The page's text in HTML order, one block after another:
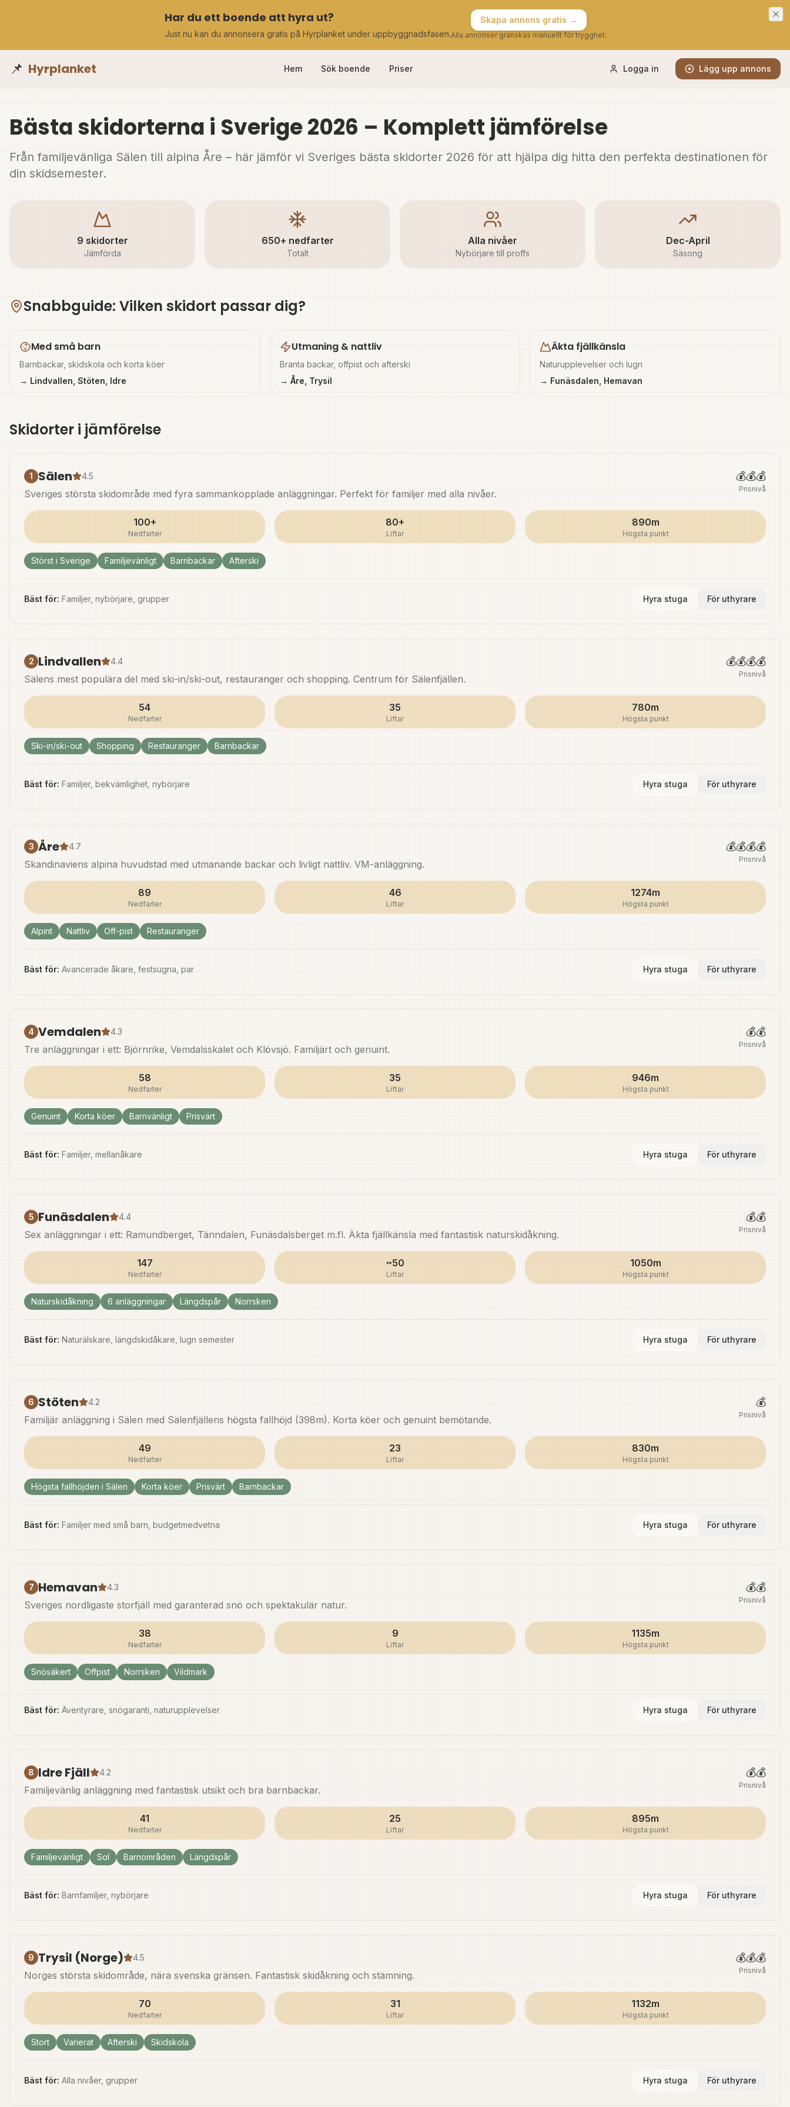
Har du ett boende att hyra ut?
Just nu kan du annonsera gratis på Hyrplanket under uppbyggnadsfasen.
Skapa annons gratis →
Alla annonser granskas manuellt för trygghet.
📌 Hyrplanket Hem Sök boende Priser Logga in Lägg upp annons
Bästa skidorterna i Sverige 2026 – Komplett jämförelse
Från familjevänliga Sälen till alpina Åre – här jämför vi Sveriges bästa skidorter 2026 för att hjälpa dig hitta den perfekta destinationen för
din skidsemester.
9 skidorter
Jämförda
650+ nedfarter
Totalt
Alla nivåer
Nybörjare till proffs
Dec-April
Säsong
Snabbguide: Vilken skidort passar dig?
Med små barn
Barnbackar, skidskola och korta köer
→ Lindvallen, Stöten, Idre
Utmaning & nattliv
Branta backar, offpist och afterski
→ Åre, Trysil
Äkta fjällkänsla
Naturupplevelser och lugn
→ Funäsdalen, Hemavan
Skidorter i jämförelse
1 Sälen 4.5
Sveriges största skidområde med fyra sammankopplade anläggningar. Perfekt för familjer med alla nivåer.
💰💰💰
Prisnivå
100+
Nedfarter
80+
Liftar
890m
Högsta punkt
Störst i Sverige Familjevänligt Barnbackar Afterski
Bäst för: Familjer, nybörjare, grupper Hyra stuga För uthyrare
2 Lindvallen 4.4
Sälens mest populära del med ski-in/ski-out, restauranger och shopping. Centrum för Sälenfjällen.
💰💰💰💰
Prisnivå
54
Nedfarter
35
Liftar
780m
Högsta punkt
Ski-in/ski-out Shopping Restauranger Barnbackar
Bäst för: Familjer, bekvämlighet, nybörjare Hyra stuga För uthyrare
3 Åre 4.7
Skandinaviens alpina huvudstad med utmanande backar och livligt nattliv. VM-anläggning.
💰💰💰💰
Prisnivå
89
Nedfarter
46
Liftar
1274m
Högsta punkt
Alpint Nattliv Off-pist Restauranger
Bäst för: Avancerade åkare, festsugna, par Hyra stuga För uthyrare
4 Vemdalen 4.3
Tre anläggningar i ett: Björnrike, Vemdalsskalet och Klövsjö. Familjärt och genuint.
💰💰
Prisnivå
58
Nedfarter
35
Liftar
946m
Högsta punkt
Genuint Korta köer Barnvänligt Prisvärt
Bäst för: Familjer, mellanåkare Hyra stuga För uthyrare
5 Funäsdalen 4.4
Sex anläggningar i ett: Ramundberget, Tänndalen, Funäsdalsberget m.fl. Äkta fjällkänsla med fantastisk naturskidåkning.
💰💰
Prisnivå
147
Nedfarter
~50
Liftar
1050m
Högsta punkt
Naturskidåkning 6 anläggningar Längdspår Norrsken
Bäst för: Naturälskare, längdskidåkare, lugn semester Hyra stuga För uthyrare
6 Stöten 4.2
Familjär anläggning i Sälen med Sälenfjällens högsta fallhöjd (398m). Korta köer och genuint bemötande.
💰
Prisnivå
49
Nedfarter
23
Liftar
830m
Högsta punkt
Högsta fallhöjden i Sälen Korta köer Prisvärt Barnbackar
Bäst för: Familjer med små barn, budgetmedvetna Hyra stuga För uthyrare
7 Hemavan 4.3
Sveriges nordligaste storfjäll med garanterad snö och spektakulär natur.
💰💰
Prisnivå
38
Nedfarter
9
Liftar
1135m
Högsta punkt
Snösäkert Offpist Norrsken Vildmark
Bäst för: Äventyrare, snögaranti, naturupplevelser Hyra stuga För uthyrare
8 Idre Fjäll 4.2
Familjevänlig anläggning med fantastisk utsikt och bra barnbackar.
💰💰
Prisnivå
41
Nedfarter
25
Liftar
895m
Högsta punkt
Familjevänligt Sol Barnområden Längdspår
Bäst för: Barnfamiljer, nybörjare Hyra stuga För uthyrare
9 Trysil (Norge) 4.5
Norges största skidområde, nära svenska gränsen. Fantastisk skidåkning och stämning.
💰💰💰
Prisnivå
70
Nedfarter
31
Liftar
1132m
Högsta punkt
Stort Varierat Afterski Skidskola
Bäst för: Alla nivåer, grupper Hyra stuga För uthyrare